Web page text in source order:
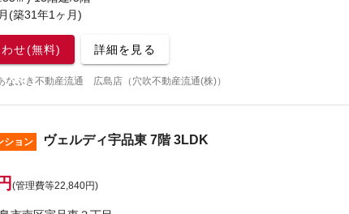
(築31年1ヶ月)
せ(無料) 詳細を見る
なぶき不動産流通 広島店（穴吹不動産流通(株)）
ション ヴェルディ宇品東 7階 3LDK
(管理費等22,840円)